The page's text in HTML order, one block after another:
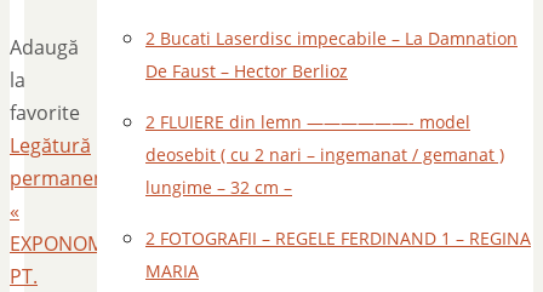
Adaugă
la
favorite
Legătură
permanentă
«
EXPONOMETRE
PT.
2 Bucati Laserdisc impecabile – La Damnation
De Faust – Hector Berlioz
2 FLUIERE din lemn ——————- model
deosebit ( cu 2 nari – ingemanat / gemanat )
lungime – 32 cm –
2 FOTOGRAFII – REGELE FERDINAND 1 – REGINA
MARIA